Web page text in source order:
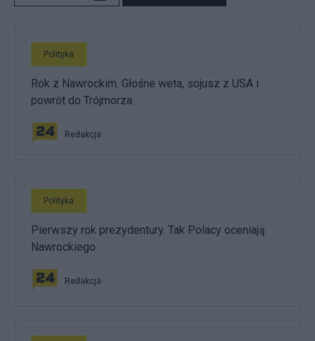
Polityka
Rok z Nawrockim. Głośne weta, sojusz z USA i
powrót do Trójmorza
Redakcja
Polityka
Pierwszy rok prezydentury. Tak Polacy oceniają
Nawrockiego
Redakcja